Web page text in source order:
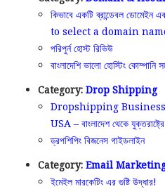
কিভাবে একটি ব্রান্ডেবল ডোমেইন
to select a domain
পরিপুর্ন হোস্ট রিভিউ
বাংলাদেশি ভালো হোস্টিং কোম্পানি
Category: Drop Shipping
Dropshipping
USA – বাংলাদেশ থেকে
ড্রপশিপিং বিজনেস গাইডলাইন
Category: Email
ইমেইল মারকেটিং এর গুষ্টি উদ্ধার!